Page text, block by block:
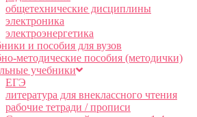
общетехнические дисциплины
электроника
электроэнергетика
и пособия для вузов
методические пособия (методички)
учебники
ЕГЭ
литература для внеклассного чтения
рабочие тетради / прописи